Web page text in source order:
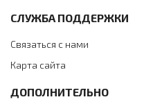
СЛУЖБА ПОДДЕРЖКИ
Связаться с нами
Карта сайта
ДОПОЛНИТЕЛЬНО